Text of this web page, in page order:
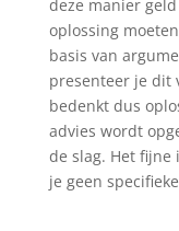
deze manier
oplossing
basis van
presenteer je dit
bedenkt dus
advies wordt
de slag. Het
je geen